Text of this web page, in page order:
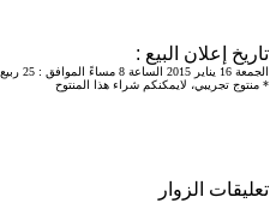
تاريخ إعلان البيع :
الجمعة 16 يناير 2015 الساعة 8 مساءً الموافق : 25 ربيع الأول 1436 هجري
* منتوج تجريبي، لايمكنكم شراء هذا المنتوح
تعليقات الزوار